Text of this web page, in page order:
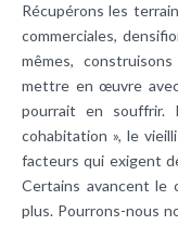
Récupérons les
commerciales,
mêmes,
mettre en œuvre
pourrait en souffrir.
cohabitation », le
facteurs qui exigent
Certains avancent le
plus. Pourrons-nous